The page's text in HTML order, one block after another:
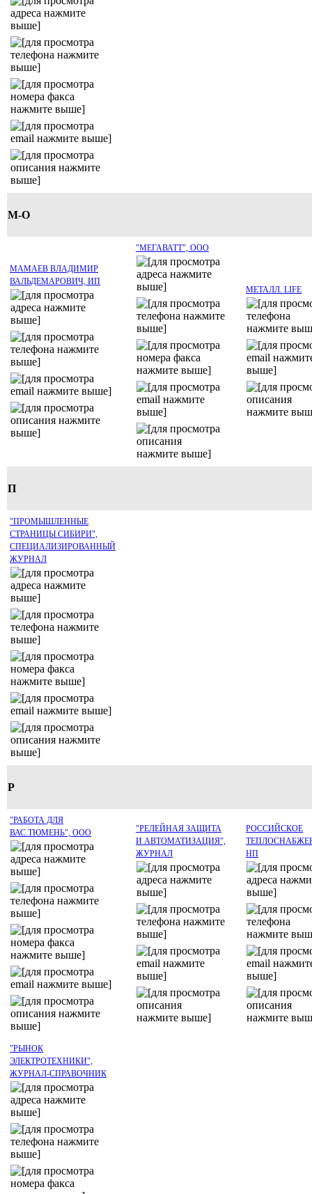
М-О
МАМАЕВ ВЛАДИМИР
ВАЛЬДЕМАРОВИЧ, ИП
"МЕГАВАТТ", ООО
МЕТАЛЛ. LIFE
П
"ПРОМЫШЛЕННЫЕ
СТРАНИЦЫ СИБИРИ",
СПЕЦИАЛИЗИРОВАННЫЙ
ЖУРНАЛ
Р
"РАБОТА ДЛЯ
ВАС.ТЮМЕНЬ", ООО
"РЕЛЕЙНАЯ ЗАЩИТА
И АВТОМАТИЗАЦИЯ",
ЖУРНАЛ
РОССИЙСКОЕ
НП
"РЫНОК
ЭЛЕКТРОТЕХНИКИ",
ЖУРНАЛ-СПРАВОЧНИК